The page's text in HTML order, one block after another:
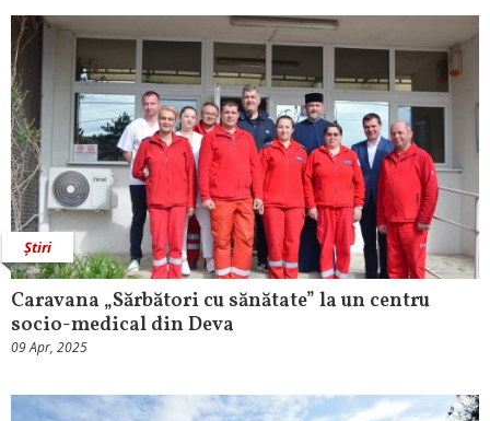
Știri
Caravana „Sărbători cu sănătate” la un centru
socio-medical din Deva
09 Apr, 2025